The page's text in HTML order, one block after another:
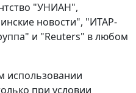
"УНИАН",
новости", "ИТАР-
и "Reuters" в любом
использовании
при условии